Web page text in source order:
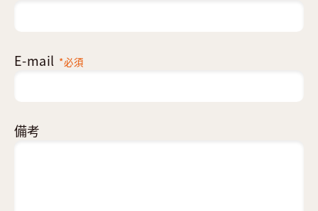
E-mail *必須
備考